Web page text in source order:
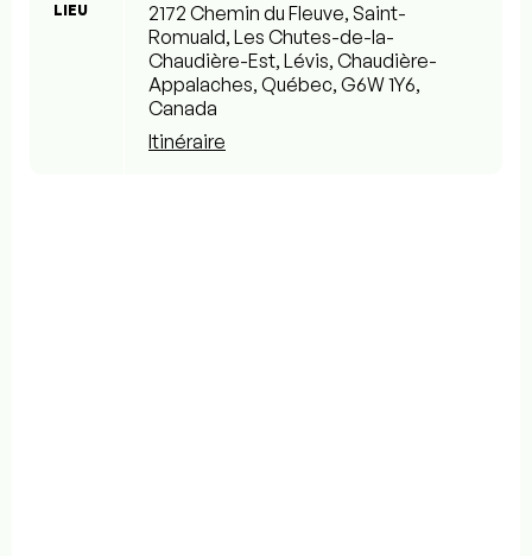
LIEU
2172 Chemin du Fleuve, Saint-
Romuald, Les Chutes-de-la-
Chaudière-Est, Lévis, Chaudière-
Appalaches, Québec, G6W 1Y6,
Canada
Itinéraire